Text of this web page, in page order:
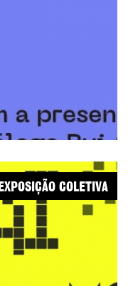
EXPOSIÇÃO COLETIVA